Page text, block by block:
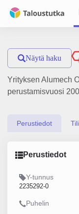
Näytä haku
Yrityksen Alumech
perustamisvuosi
Perustiedot
Perustiedot
Y-tunnus
2235292-0
Puhelin